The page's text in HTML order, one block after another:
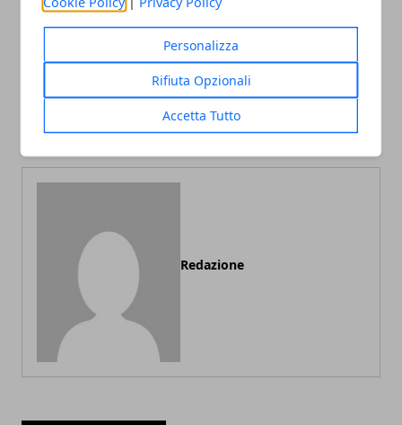
Personalizza
Rifiuta Opzionali
Accetta Tutto
Vacanza a Jesolo (Venezia):
spiagge e divertimenti,
escursioni a Venezia, hotel
Vacanza a Santorini
villaggio di Oia, il
Redazione